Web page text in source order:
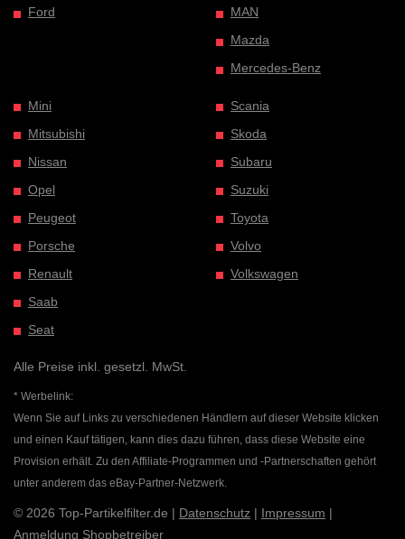
Ford
MAN
Mazda
Mercedes-Benz
Mini
Mitsubishi
Nissan
Opel
Peugeot
Porsche
Renault
Saab
Seat
Scania
Skoda
Subaru
Suzuki
Toyota
Volvo
Volkswagen
Alle Preise inkl. gesetzl. MwSt.
* Werbelink:
Wenn Sie auf Links zu verschiedenen Händlern auf dieser Website klicken
und einen Kauf tätigen, kann dies dazu führen, dass diese Website eine
Provision erhält. Zu den Affiliate-Programmen und -Partnerschaften gehört
unter anderem das eBay-Partner-Netzwerk.
© 2026 Top-Partikelfilter.de | Datenschutz | Impressum |
Anmeldung Shopbetreiber